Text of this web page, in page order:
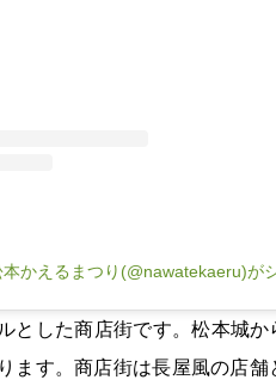
本かえるまつり(@nawatekaeru)が
とした商店街です。松本城
ます。商店街は長屋風の店